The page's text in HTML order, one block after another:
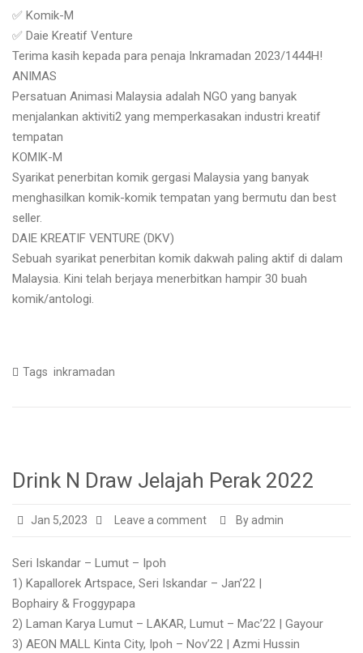
✅ Komik-M
✅ Daie Kreatif Venture
Terima kasih kepada para penaja Inkramadan 2023/1444H!
ANIMAS
Persatuan Animasi Malaysia adalah NGO yang banyak
menjalankan aktiviti2 yang memperkasakan industri kreatif
tempatan
KOMIK-M
Syarikat penerbitan komik gergasi Malaysia yang banyak
menghasilkan komik-komik tempatan yang bermutu dan best
seller.
DAIE KREATIF VENTURE (DKV)
Sebuah syarikat penerbitan komik dakwah paling aktif di dalam
Malaysia. Kini telah berjaya menerbitkan hampir 30 buah
komik/antologi.
Tags inkramadan
Drink N Draw Jelajah Perak 2022
Jan 5,2023 Leave a comment By admin
Seri Iskandar – Lumut – Ipoh
1) Kapallorek Artspace, Seri Iskandar – Jan’22 |
Bophairy & Froggypapa
2) Laman Karya Lumut – LAKAR, Lumut – Mac’22 | Gayour
3) AEON MALL Kinta City, Ipoh – Nov’22 | Azmi Hussin